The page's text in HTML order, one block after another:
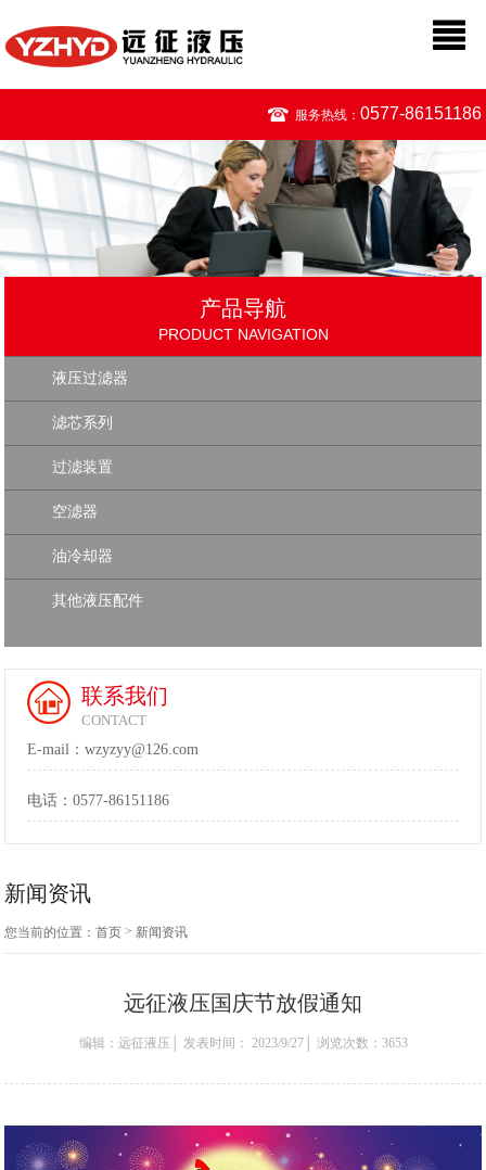
服务热线： 0577-86151186
产品导航
PRODUCT NAVIGATION
液压过滤器
滤芯系列
过滤装置
空滤器
油冷却器
其他液压配件
联系我们
CONTACT
E-mail：wzyzyy@126.com
电话：0577-86151186
新闻资讯
您当前的位置：首页 > 新闻资讯
远征液压国庆节放假通知
编辑：远征液压│ 发表时间： 2023/9/27│ 浏览次数：3653